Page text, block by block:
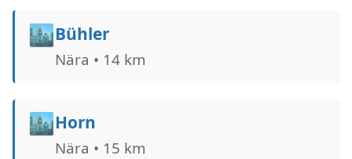
🏙️Bühler
Nära • 14 km
🏙️Horn
Nära • 15 km